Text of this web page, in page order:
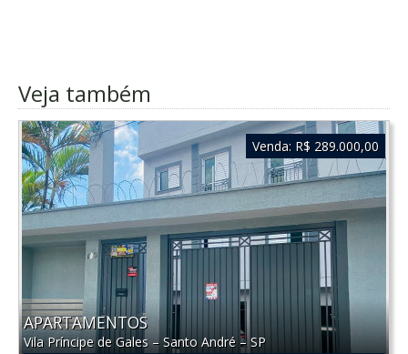
Veja também
APARTAMENTOS
Vila Príncipe de Gales– Santo André –SP
Venda: R$ 289.000,00